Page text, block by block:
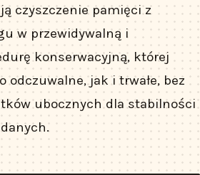
czyszczenie pamięci z
w przewidywalną i
konserwacyjną, której
odczuwalne, jak i trwałe, bez
ubocznych dla stabilności